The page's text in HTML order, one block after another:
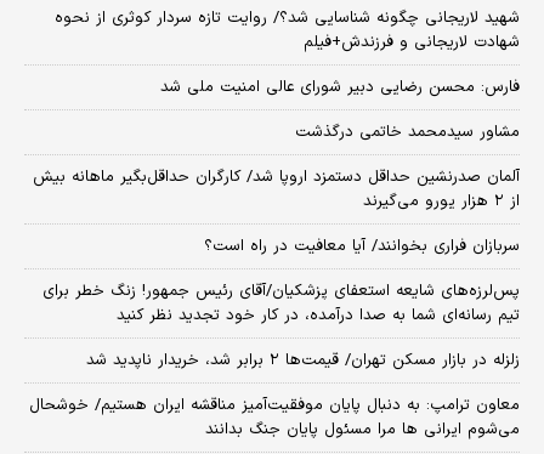
شهید لاریجانی چگونه شناسایی شد؟/ روایت تازه سردار کوثری از نحوه
شهادت لاریجانی و فرزندش+فیلم
فارس: محسن رضایی دبیر شورای عالی امنیت ملی شد
مشاور سیدمحمد خاتمی درگذشت
آلمان صدرنشین حداقل دستمزد اروپا شد/ کارگران حداقل‌بگیر ماهانه بیش
از ۲ هزار یورو می‌گیرند
سربازان فراری بخوانند/ آیا معافیت در راه است؟
پس‌لرزه‌های شایعه استعفای پزشکیان/آقای رئیس جمهور! زنگ خطر برای
تیم رسانه‌ای شما به صدا درآمده، در کار خود تجدید نظر کنید
زلزله در بازار مسکن تهران/ قیمت‌ها ۲ برابر شد، خریدار ناپدید شد
معاون ترامپ: به دنبال پایان موفقیت‌آمیز مناقشه ایران هستیم/ خوشحال
می‌شوم ایرانی ها مرا مسئول پایان جنگ بدانند